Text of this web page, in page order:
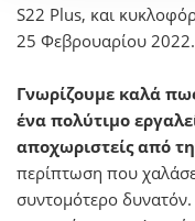
S22 Plus, και
25 Φεβρουαρίου 2022.
Γνωρίζουμε καλά
ένα πολύτιμο
αποχωριστείς από
περίπτωση που
συντομότερο